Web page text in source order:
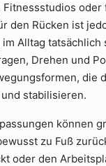
oder
den Rücken ist
Alltag tatsächlich
Drehen und
die
stabilisieren.
können
zu Fuß
oder den